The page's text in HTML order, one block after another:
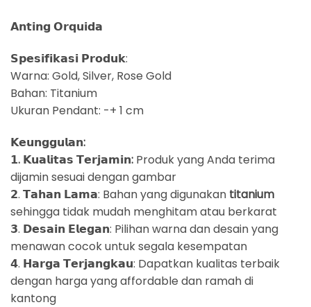
𝗔𝗻𝘁𝗶𝗻𝗴 𝗢𝗿𝗾𝘂𝗶𝗱𝗮
𝗦𝗽𝗲𝘀𝗶𝗳𝗶𝗸𝗮𝘀𝗶 𝗣𝗿𝗼𝗱𝘂𝗸:
Warna: Gold, Silver, Rose Gold
Bahan: Titanium
Ukuran Pendant: -+ 1 cm
𝗞𝗲𝘂𝗻𝗴𝗴𝘂𝗹𝗮𝗻:
𝟭. 𝗞𝘂𝗮𝗹𝗶𝘁𝗮𝘀 𝗧𝗲𝗿𝗷𝗮𝗺𝗶𝗻: Produk yang Anda terima
dijamin sesuai dengan gambar
𝟮. 𝗧𝗮𝗵𝗮𝗻 𝗟𝗮𝗺𝗮: Bahan yang digunakan titanium
sehingga tidak mudah menghitam atau berkarat
𝟯. 𝗗𝗲𝘀𝗮𝗶𝗻 𝗘𝗹𝗲𝗴𝗮𝗻: Pilihan warna dan desain yang
menawan cocok untuk segala kesempatan
𝟰. 𝗛𝗮𝗿𝗴𝗮 𝗧𝗲𝗿𝗷𝗮𝗻𝗴𝗸𝗮𝘂: Dapatkan kualitas terbaik
dengan harga yang affordable dan ramah di
kantong